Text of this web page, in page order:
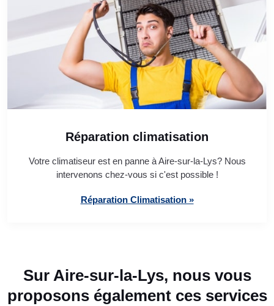
Réparation climatisation
Votre climatiseur est en panne à Aire-sur-la-Lys? Nous
intervenons chez-vous si c'est possible !
Réparation Climatisation »
Sur Aire-sur-la-Lys, nous vous
proposons également ces services